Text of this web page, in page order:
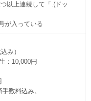
以上連続して「.(ドッ
が入っている
み）
：10,000円
数料込み。